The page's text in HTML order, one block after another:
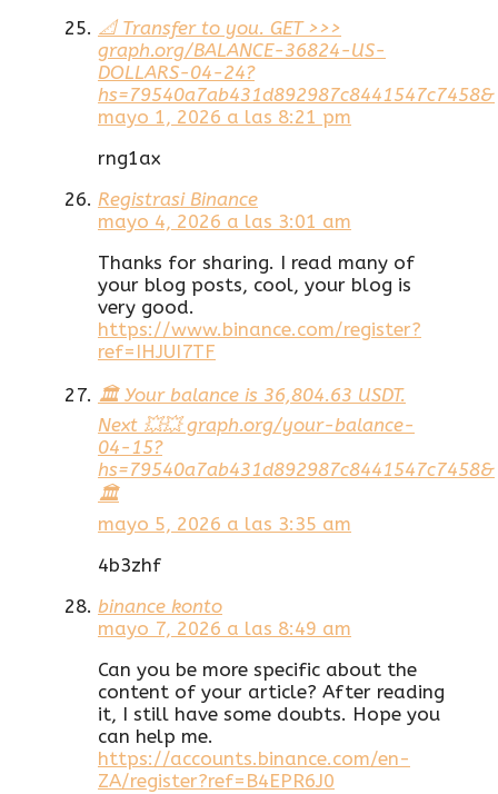
📐 Transfer to you. GET >>>
graph.org/BALANCE-36824-US-
DOLLARS-04-24?
hs=79540a7ab431d892987c8441547c7458&
mayo 1, 2026 a las 8:21 pm
rng1ax
Registrasi Binance
mayo 4, 2026 a las 3:01 am
Thanks for sharing. I read many of
your blog posts, cool, your blog is
very good.
https://www.binance.com/register?
ref=IHJUI7TF
🏛️ Your balance is 36,804.63 USDT.
Next 💥💥 graph.org/your-balance-
04-15?
hs=79540a7ab431d892987c8441547c7458&
🏛️
mayo 5, 2026 a las 3:35 am
4b3zhf
binance konto
mayo 7, 2026 a las 8:49 am
Can you be more specific about the
content of your article? After reading
it, I still have some doubts. Hope you
can help me.
https://accounts.binance.com/en-
ZA/register?ref=B4EPR6J0